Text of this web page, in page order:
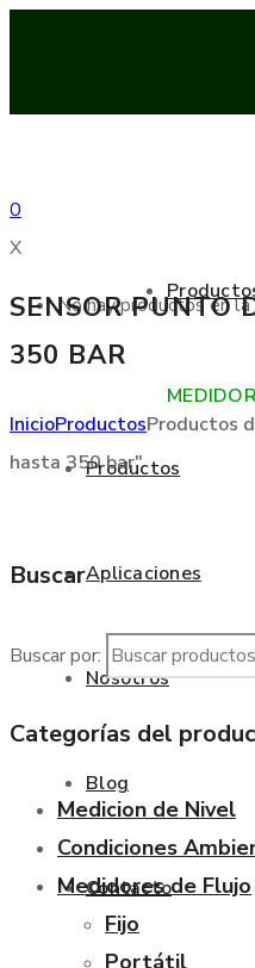
0
X
No hay productos en
Productos
Aplicaciones
Nosotros
Blog
Contacto
SENSOR PUNTO
350 BAR
InicioProductosProductos
hasta 350 bar"
Buscar
Buscar por:
Categorías del
Medicion de Nivel
Condiciones
Medidores de Flujo
Fijo
Portátil